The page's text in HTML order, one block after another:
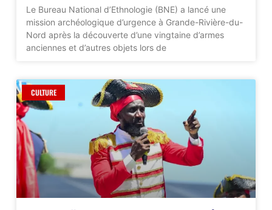
Le Bureau National d’Ethnologie (BNE) a lancé une
mission archéologique d’urgence à Grande-Rivière-du-
Nord après la découverte d’une vingtaine d’armes
anciennes et d’autres objets lors de
CULTURE